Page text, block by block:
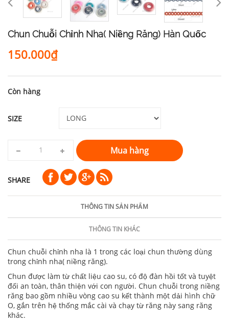
Chun Chuỗi Chỉnh Nha( Niềng Răng) Hàn Quốc
150.000₫
Còn hàng
SIZE
Mua hàng
SHARE
THÔNG TIN SẢN PHẨM
THÔNG TIN KHÁC
Chun chuỗi chỉnh nha là 1 trong các loại chun thường dùng
trong chỉnh nha( niềng răng).
Chun được làm từ chất liệu cao su, có độ đàn hồi tốt và tuyệt
đối an toàn, thân thiện với con người. Chun chuỗi trong niềng
răng bao gồm nhiều vòng cao su kết thành một dải hình chữ
O, gắn trên hệ thống mắc cài và chạy từ răng này sang răng
khác.